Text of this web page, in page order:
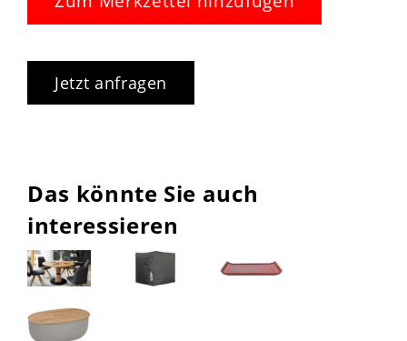
Jetzt anfragen
Das könnte Sie auch
interessieren